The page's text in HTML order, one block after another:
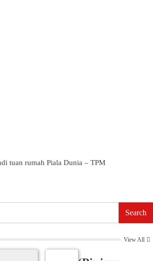
tuan rumah Piala Dunia – TPM
Search
View All